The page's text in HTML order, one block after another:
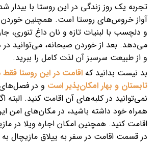
تجربه یک روز زندگی در این روستا با
آواز خروس‌های روستا است. همچنین
و دلچسب با لبنیات تازه و نان داغ تنوری،
می‌دهد. بعد از خوردن صبحانه، می‌توانید در
و از طبیعت سرسبز آن لذت کامل را ببرید.
بد نیست بدانید که اقامت در این روستا
تابستان و بهار امکان‌پذیر است و در فصل‌های
نمی‌توانید در کلبه‌های آن اقامت کنید. البته
همراه خود داشته باشید، در مکان‌های امن
اقامت کنید. همچنین امکان اجاره ویلا در
در قسمت اقامت در سفر به ییلاق مازیچال